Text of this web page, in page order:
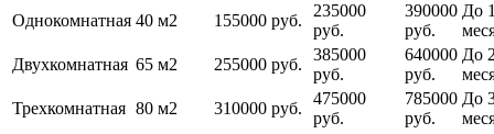
Однокомнатная 40 м2 155000 руб.
235000
руб.
390000
руб.
До
Двухкомнатная 65 м2 255000 руб.
385000
руб.
640000
руб.
До
Трехкомнатная 80 м2 310000 руб.
475000
руб.
785000
руб.
До